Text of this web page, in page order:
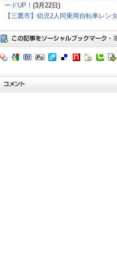
ードUP！ (3月22日)
【三鷹市】幼児2人同乗用自転車レン